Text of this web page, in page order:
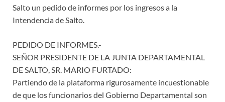
Salto un pedido de informes por los ingresos a la
Intendencia de Salto.
PEDIDO DE INFORMES.-
SEÑOR PRESIDENTE DE LA JUNTA DEPARTAMENTAL
DE SALTO, SR. MARIO FURTADO:
Partiendo de la plataforma rigurosamente incuestionable
de que los funcionarios del Gobierno Departamental son